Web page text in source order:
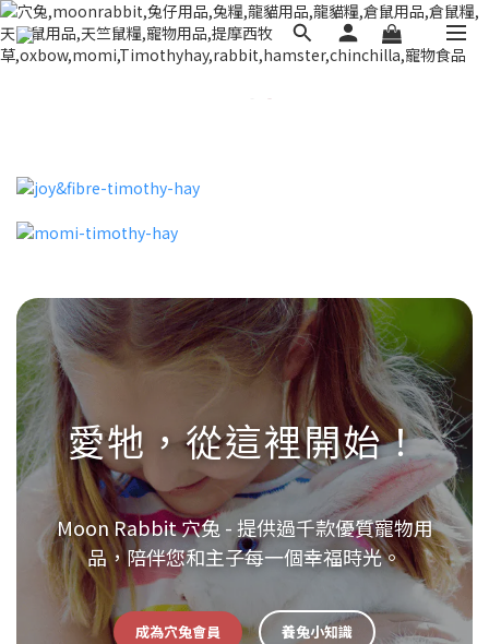
愛牠，從這裡開始！
Moon Rabbit 穴兔 - 提供過千款優質寵物用
品，陪伴您和主子每一個幸福時光。
成為穴兔會員 養兔小知識